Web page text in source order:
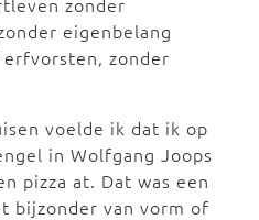
eigenbelang
zonder
voelde ik dat ik op
in Wolfgang Joops
pizza at. Dat was een
bijzonder van vorm of